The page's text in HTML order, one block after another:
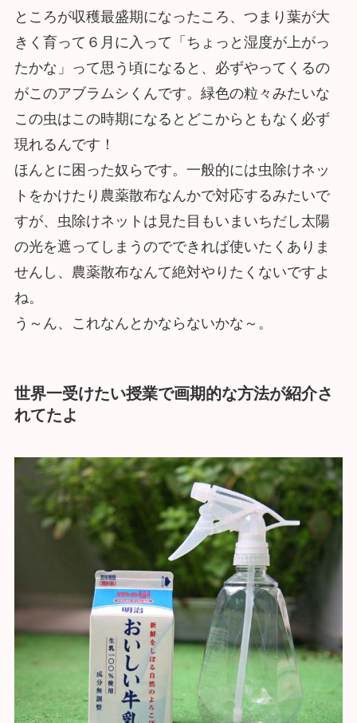
ところが収穫最盛期になったころ、つまり葉が大
きく育って６月に入って「ちょっと湿度が上がっ
たかな」って思う頃になると、必ずやってくるの
がこのアブラムシくんです。緑色の粒々みたいな
この虫はこの時期になるとどこからともなく必ず
現れるんです！
ほんとに困った奴らです。一般的には虫除けネッ
トをかけたり農薬散布なんかで対応するみたいで
すが、虫除けネットは見た目もいまいちだし太陽
の光を遮ってしまうのでできれば使いたくありま
せんし、農薬散布なんて絶対やりたくないですよ
ね。
う～ん、これなんとかならないかな～。
世界一受けたい授業で画期的な方法が紹介さ
れてたよ